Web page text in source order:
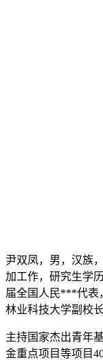
尹双凤，男，汉族
加工作，研究生学
届全国人民***代表
林业科技大学副校长
主持国家杰出青年
金重点项目等项目